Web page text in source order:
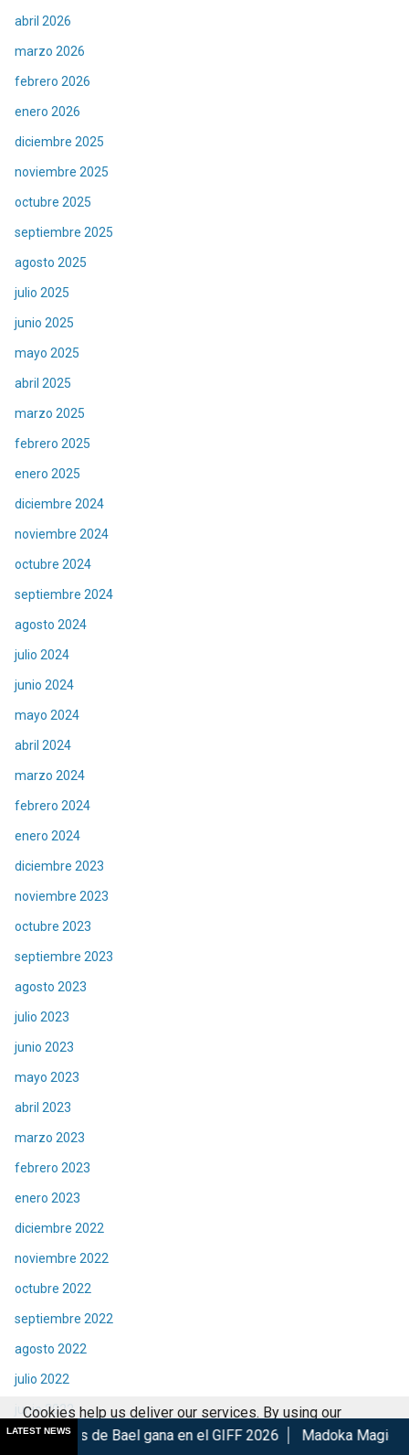
abril 2026
marzo 2026
febrero 2026
enero 2026
diciembre 2025
noviembre 2025
octubre 2025
septiembre 2025
agosto 2025
julio 2025
junio 2025
mayo 2025
abril 2025
marzo 2025
febrero 2025
enero 2025
diciembre 2024
noviembre 2024
octubre 2024
septiembre 2024
agosto 2024
julio 2024
junio 2024
mayo 2024
abril 2024
marzo 2024
febrero 2024
enero 2024
diciembre 2023
noviembre 2023
octubre 2023
septiembre 2023
agosto 2023
julio 2023
junio 2023
mayo 2023
abril 2023
marzo 2023
febrero 2023
enero 2023
diciembre 2022
noviembre 2022
octubre 2022
septiembre 2022
agosto 2022
julio 2022
junio 2022
LATEST NEWS
gana en el GIFF 2026 Madoka Magica: Walpurgisnacht
Cookies help us deliver our services. By using our
services, you agree to our use of cookies.
Got it